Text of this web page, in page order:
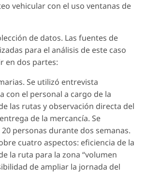
vehicular con el uso ventanas de
de datos. Las fuentes de
para el análisis de este caso
en dos partes:
Se utilizó entrevista
con el personal a cargo de la
las rutas y observación directa del
de la mercancía. Se
personas durante dos semanas.
cuatro aspectos: eficiencia de la
la ruta para la zona “volumen
de ampliar la jornada del